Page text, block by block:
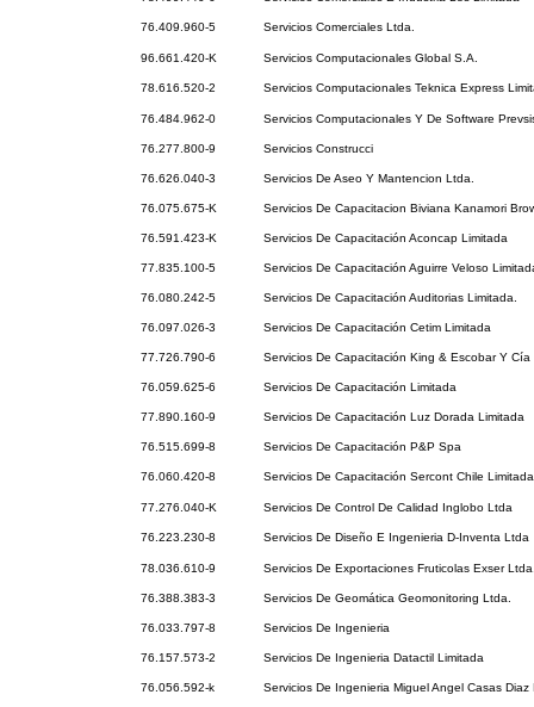
76.409.960-5 Servicios Comerciales Ltda.
96.661.420-K Servicios Computacionales Global S.A.
78.616.520-2 Servicios Computacionales Teknica Express
76.484.962-0 Servicios Computacionales Y De Software
76.277.800-9 Servicios Construcci
76.626.040-3 Servicios De Aseo Y Mantencion Ltda.
76.075.675-K Servicios De Capacitacion Biviana Kanamori
76.591.423-K Servicios De Capacitación Aconcap Limitada
77.835.100-5 Servicios De Capacitación Aguirre Veloso
76.080.242-5 Servicios De Capacitación Auditorias Limitada.
76.097.026-3 Servicios De Capacitación Cetim Limitada
77.726.790-6 Servicios De Capacitación King & Escobar Y Cía
76.059.625-6 Servicios De Capacitación Limitada
77.890.160-9 Servicios De Capacitación Luz Dorada Limitada
76.515.699-8 Servicios De Capacitación P&P Spa
76.060.420-8 Servicios De Capacitación Sercont Chile Limitada
77.276.040-K Servicios De Control De Calidad Inglobo Ltda
76.223.230-8 Servicios De Diseño E Ingenieria D-Inventa Ltda
78.036.610-9 Servicios De Exportaciones Fruticolas Exser
76.388.383-3 Servicios De Geomática Geomonitoring Ltda.
76.033.797-8 Servicios De Ingenieria
76.157.573-2 Servicios De Ingenieria Datactil Limitada
76.056.592-k Servicios De Ingenieria Miguel Angel Casas Diaz